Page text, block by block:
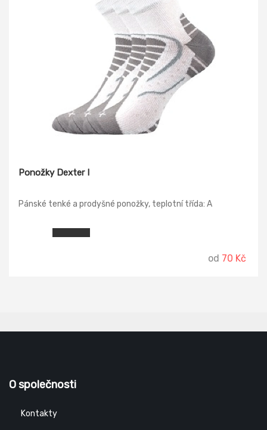
Ponožky Dexter I
Pánské tenké a prodyšné ponožky, teplotní třída: A
od 70 Kč
O společnosti
Kontakty